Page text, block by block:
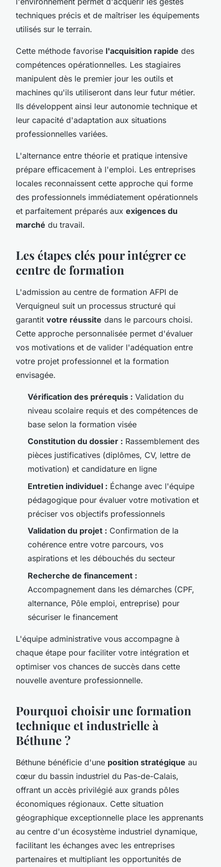
techniques précis et de maîtriser les équipements
utilisés sur le terrain.
Cette méthode favorise l'acquisition rapide des
compétences opérationnelles. Les stagiaires
manipulent dès le premier jour les outils et
machines qu'ils utiliseront dans leur futur métier.
Ils développent ainsi leur autonomie technique et
leur capacité d'adaptation aux situations
professionnelles variées.
L'alternance entre théorie et pratique intensive
prépare efficacement à l'emploi. Les entreprises
locales reconnaissent cette approche qui forme
des professionnels immédiatement opérationnels
et parfaitement préparés aux exigences du
marché du travail.
Les étapes clés pour intégrer ce
centre de formation
L'admission au centre de formation AFPI de
Verquigneul suit un processus structuré qui
garantit votre réussite dans le parcours choisi.
Cette approche personnalisée permet d'évaluer
vos motivations et de valider l'adéquation entre
votre projet professionnel et la formation
envisagée.
Vérification des prérequis : Validation du
niveau scolaire requis et des compétences de
base selon la formation visée
Constitution du dossier : Rassemblement des
pièces justificatives (diplômes, CV, lettre de
motivation) et candidature en ligne
Entretien individuel : Échange avec l'équipe
pédagogique pour évaluer votre motivation et
préciser vos objectifs professionnels
Validation du projet : Confirmation de la
cohérence entre votre parcours, vos
aspirations et les débouchés du secteur
Recherche de financement :
Accompagnement dans les démarches (CPF,
alternance, Pôle emploi, entreprise) pour
sécuriser le financement
L'équipe administrative vous accompagne à
chaque étape pour faciliter votre intégration et
optimiser vos chances de succès dans cette
nouvelle aventure professionnelle.
Pourquoi choisir une formation
technique et industrielle à
Béthune ?
Béthune bénéficie d'une position stratégique au
cœur du bassin industriel du Pas-de-Calais,
offrant un accès privilégié aux grands pôles
économiques régionaux. Cette situation
géographique exceptionnelle place les apprenants
au centre d'un écosystème industriel dynamique,
facilitant les échanges avec les entreprises
partenaires et multipliant les opportunités de